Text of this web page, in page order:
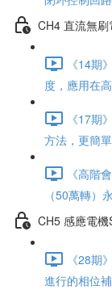
CH4 直流無
《14期
度，應用在
《17期
方法，更簡
《高階
（50萬轉）
CH5 感應電
《28期
進行的相位